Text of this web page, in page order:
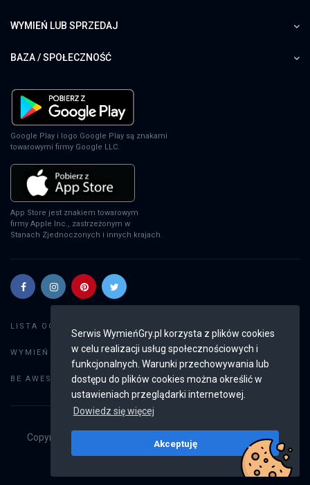
Serwis WymieńGry.pl korzysta z plików cookies
w celu realizacji usług społecznościowych i
funkcjonalnych. Warunki przechowywania lub
dostępu do plików cookies można określić w
ustawieniach przeglądarki internetowej.
Dowiedz się więcej
Akceptuję
WYMIEŃ LUB SPRZEDAJ
BAZA / SPOŁECZNOŚĆ
Google Play i logo Google Play są znakami
towarowymi firmy Google LLC.
App Store jest znakiem towarowym
firmy Apple Inc., zastrzeżonym w
Stanach Zjednoczonych i innych krajach.
LISTA OGŁOSZEŃ:
WYMIEŃ GRY: Dodaj ogłoszenie
BE AWESOME: Weryfikacja konta
Copyright © 2019 - 2026
Wszystkie prawa
v2.8.4